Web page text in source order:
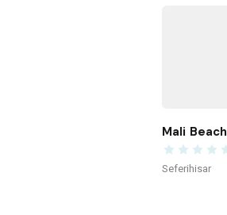
Mali Beach
Seferihisar